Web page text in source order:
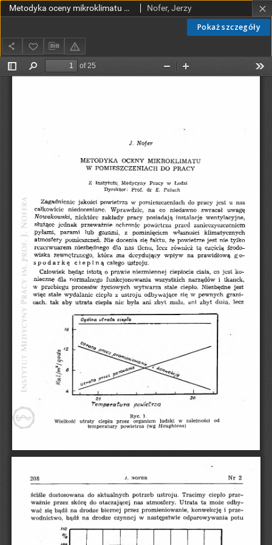
Pokaż szczegóły
Metodyka oceny mikroklimatu w pomieszczeniach do pracy Nofer, Jerzy